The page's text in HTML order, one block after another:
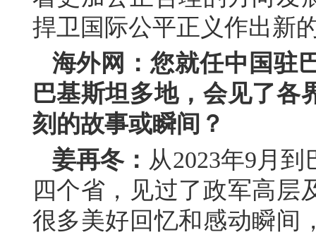
捍卫国际公平正义作出新
海外网：您就任中国驻
巴基斯坦多地，会见了各
刻的故事或瞬间？
姜再冬： 从2023年9月
四个省，见过了政军高层
很多美好回忆和感动瞬间